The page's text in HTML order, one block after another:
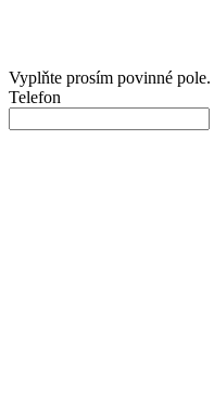
Vyplňte prosím povinné pole.
Telefon